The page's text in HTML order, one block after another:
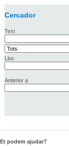
Cercador
Text
Lloc
Anterior a
Et podem ajudar?